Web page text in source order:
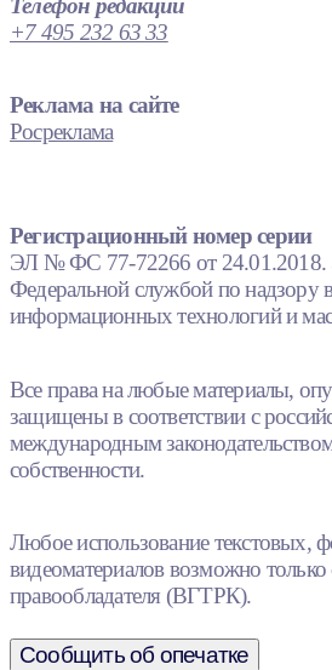
Телефон редакции
+7 495 232 63 33
Реклама на сайте
Росреклама
Регистрационный номер серии
ЭЛ № ФС 77-72266 от 24.01.2018.
Федеральной службой по надзору
информационных технологий и
Все права на любые материалы,
защищены в соответствии с
международным
собственности.
Любое использование текстовых,
видеоматериалов возможно только
правообладателя (ВГТРК).
Сообщить об опечатке